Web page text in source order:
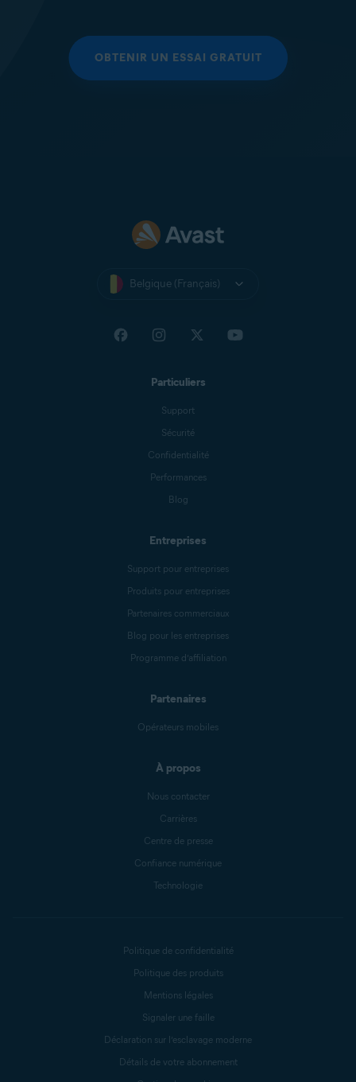
OBTENIR UN ESSAI GRATUIT
Belgique (Français)
Particuliers
Support
Sécurité
Confidentialité
Performances
Blog
Entreprises
Support pour entreprises
Produits pour entreprises
Partenaires commerciaux
Blog pour les entreprises
Programme d’affiliation
Partenaires
Opérateurs mobiles
À propos
Nous contacter
Carrières
Centre de presse
Confiance numérique
Technologie
Politique de confidentialité
Politique des produits
Mentions légales
Signaler une faille
Déclaration sur l’esclavage moderne
Détails de votre abonnement